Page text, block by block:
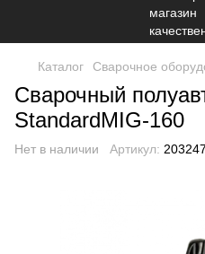
Каталог Сварочное
Сварочный
StandardMIG-160
Нет в наличии Артикул: